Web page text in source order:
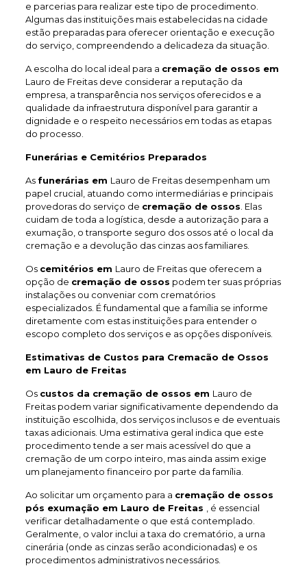
e parcerias para realizar este tipo de procedimento.
Algumas das instituições mais estabelecidas na cidade
estão preparadas para oferecer orientação e execução
do serviço, compreendendo a delicadeza da situação.
A escolha do local ideal para a cremação de ossos em
Lauro de Freitas deve considerar a reputação da
empresa, a transparência nos serviços oferecidos e a
qualidade da infraestrutura disponível para garantir a
dignidade e o respeito necessários em todas as etapas
do processo.
Funerárias e Cemitérios Preparados
As funerárias em Lauro de Freitas desempenham um
papel crucial, atuando como intermediárias e principais
provedoras do serviço de cremação de ossos . Elas
cuidam de toda a logística, desde a autorização para a
exumação, o transporte seguro dos ossos até o local da
cremação e a devolução das cinzas aos familiares.
Os cemitérios em Lauro de Freitas que oferecem a
opção de cremação de ossos podem ter suas próprias
instalações ou conveniar com crematórios
especializados. É fundamental que a família se informe
diretamente com estas instituições para entender o
escopo completo dos serviços e as opções disponíveis.
Estimativas de Custos para Cremacão de Ossos
em Lauro de Freitas
Os custos da cremação de ossos em Lauro de
Freitas podem variar significativamente dependendo da
instituição escolhida, dos serviços inclusos e de eventuais
taxas adicionais. Uma estimativa geral indica que este
procedimento tende a ser mais acessível do que a
cremação de um corpo inteiro, mas ainda assim exige
um planejamento financeiro por parte da família.
Ao solicitar um orçamento para a cremação de ossos
pós exumação em Lauro de Freitas
, é essencial
verificar detalhadamente o que está contemplado.
Geralmente, o valor inclui a taxa do crematório, a urna
cinerária (onde as cinzas serão acondicionadas) e os
procedimentos administrativos necessários.